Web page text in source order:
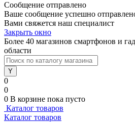
Сообщение отправлено
Ваше сообщение успешно
Вами свяжется наш специалист
Закрыть окно
Более 40 магазинов смартфонов и
области
0
0
0 В корзине пока пусто
Каталог товаров
Каталог товаров